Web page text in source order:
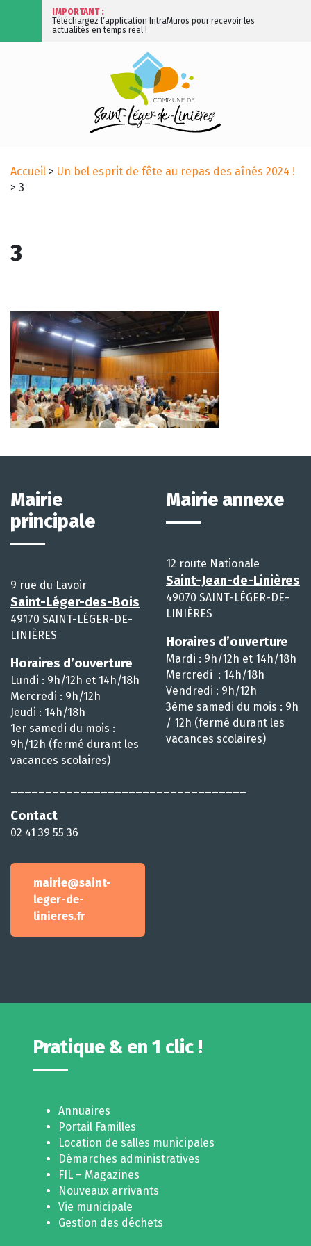
IMPORTANT :
Téléchargez l’application IntraMuros pour recevoir les
actualités en temps réel !
Accueil > Un bel esprit de fête au repas des aînés 2024 !
> 3
3
Mairie
principale
9 rue du Lavoir
Saint-Léger-des-Bois
49170 SAINT-LÉGER-DE-
LINIÈRES
Horaires d’ouverture
Lundi : 9h/12h et 14h/18h
Mercredi : 9h/12h
Jeudi : 14h/18h
1er samedi du mois :
9h/12h (fermé durant les
vacances scolaires)
Contact
02 41 39 55 36
mairie@saint-
leger-de-
linieres.fr
Mairie annexe
12 route Nationale
Saint-Jean-de-Linières
49070 SAINT-LÉGER-DE-
LINIÈRES
Horaires d’ouverture
Mardi : 9h/12h et 14h/18h
Mercredi : 14h/18h
Vendredi : 9h/12h
3ème samedi du mois : 9h
/ 12h (fermé durant les
vacances scolaires)
Pratique & en 1 clic !
Annuaires
Portail Familles
Location de salles municipales
Démarches administratives
FIL – Magazines
Nouveaux arrivants
Vie municipale
Gestion des déchets